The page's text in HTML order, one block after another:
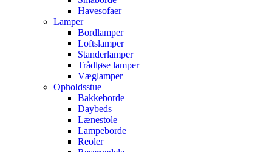
Havesofaer
Lamper
Bordlamper
Loftslamper
Standerlamper
Trådløse lamper
Væglamper
Opholdsstue
Bakkeborde
Daybeds
Lænestole
Lampeborde
Reoler